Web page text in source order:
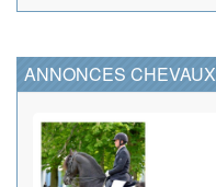
ANNONCES CHEVAUX